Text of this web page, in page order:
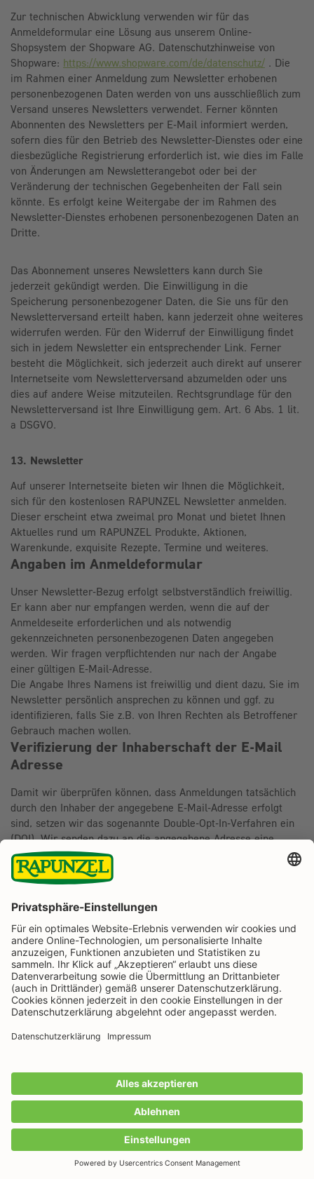
Zur technischen Abwicklung verwenden wir für das
Anmeldeformular eine Lösung aus unserem Online-
Shopsystem der Shopware AG. Datenschutzhinweise von
Shopware: https://www.shopware.com/de/datenschutz/ . Die
im Rahmen einer Anmeldung zum Newsletter erhobenen
personenbezogenen Daten werden von uns ausschließlich zum
Versand unseres Newsletters verwendet. Ferner könnten
Abonnenten des Newsletters per E-Mail informiert werden,
sofern dies für den Betrieb des Newsletter-Dienstes oder eine
diesbezügliche Registrierung erforderlich ist, wie dies im Falle
von Änderungen am Newsletterangebot oder bei der
Veränderung der technischen Gegebenheiten der Fall sein
könnte. Es erfolgt keine Weitergabe der im Rahmen des
Newsletter-Dienstes erhobenen personenbezogenen Daten an
Dritte.
Das Abonnement unseres Newsletters kann durch Sie
jederzeit gekündigt werden. Die Einwilligung in die
Speicherung personenbezogener Daten, die Sie uns für den
Newsletterversand erteilt haben, kann jederzeit ohne weiteres
widerrufen werden. Für den Widerruf der Einwilligung findet
sich in jedem Newsletter ein entsprechender Link. Ferner
besteht die Möglichkeit, sich jederzeit auch direkt auf unserer
Internetseite vom Newsletterversand abzumelden oder uns
dies auf andere Weise mitzuteilen. Rechtsgrundlage für den
Newsletterversand ist Ihre Einwilligung gem. Art. 6 Abs. 1 lit.
a DSGVO.
13. Newsletter
Auf unserer Internetseite bieten wir Ihnen die Möglichkeit,
sich für den kostenlosen RAPUNZEL Newsletter anmelden.
Dieser erscheint etwa zweimal pro Monat und bietet Ihnen
Aktuelles rund um RAPUNZEL Produkte, Aktionen,
Warenkunde, exquisite Rezepte, Termine und weiteres.
Angaben im Anmeldeformular
Unser Newsletter-Bezug erfolgt selbstverständlich freiwillig.
Er kann aber nur empfangen werden, wenn die auf der
Anmeldeseite erforderlichen und als notwendig
gekennzeichneten personenbezogenen Daten angegeben
werden. Wir fragen verpflichtenden nur nach der Angabe
einer gültigen E-Mail-Adresse.
Die Angabe Ihres Namens ist freiwillig und dient dazu, Sie im
Newsletter persönlich ansprechen zu können und ggf. zu
identifizieren, falls Sie z.B. von Ihren Rechten als Betroffener
Gebrauch machen wollen.
Verifizierung der Inhaberschaft der E-Mail
Adresse
Damit wir überprüfen können, dass Anmeldungen tatsächlich
durch den Inhaber der angegebene E-Mail-Adresse erfolgt
sind, setzen wir das sogenannte Double-Opt-In-Verfahren ein
(DOI). Wir senden dazu an die angegebene Adresse eine
Bestätigungs-E-Mail mit der Bitte, die Anmeldung durch Klick
eines Links zu bestätigen. Wenn Sie den Bestätigungslink
nicht innerhalb von 30 Tagen anklicken, werden die Daten
automatisch gelöscht und es erfolgt kein Newsletter-Versand.
Wir protokollieren die Bestellung des Newsletters, den
Versand der Bestätigungsmail und den hiermit angeforderten
Klick auf den Bestätigungslink einschließlich Datum, Uhrzeit
und IP-Adresse.
Diese Verarbeitung erfolgt zum Nachweis Ihrer Anmeldung
und Einwilligung. Rechtsgrundlage ist unsere Rechtspflicht
zum Nachweis der Einwilligung (Art 6 Abs. 1 lit c DSGVO
unsere berechtigten Interesse am Nachweis der Einwilligung
entsprechenden Rechtsansprüchen (Art. 6 Abs. 1 lit. f
Nutzungsanalyse und Personalisierung
Unsere E-Mails an Sie können Techniken enthalten, mit denen
wir feststellen, ob und wann Sie eine E-Mail geöffnet und
einzelne Links in der E-Mail geklickt haben (nachfolgend „E-